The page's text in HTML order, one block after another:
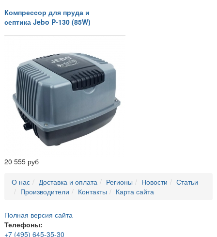
Компрессор для пруда и
септика Jebo P-130 (85W)
20 555 руб
О нас Доставка и оплата Регионы Новости
Статьи
Производители
Контакты Карта сайта
Полная версия сайта
Телефоны:
+7 (495) 645-35-30